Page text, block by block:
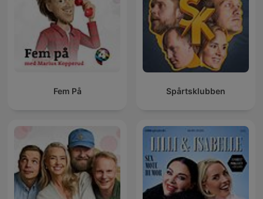
Fem På Spårtsklubben